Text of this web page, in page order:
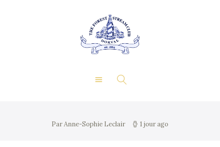
Par Anne-Sophie Leclair 1 jour ago
LE FOREST & STREAM
CLUB
Événements privés